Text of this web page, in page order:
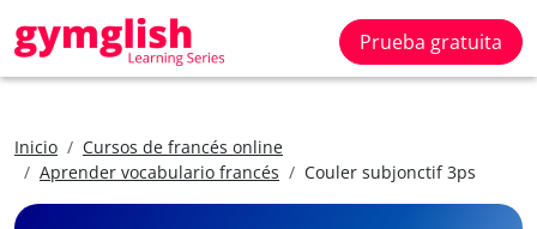
Prueba gratuita
Inicio
Cursos de francés online
Aprender vocabulario francés
Couler subjonctif 3ps